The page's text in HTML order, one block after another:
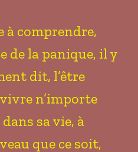
à comprendre,
de la panique, il y
dit, l’être
n’importe
sa vie, à
que ce soit,